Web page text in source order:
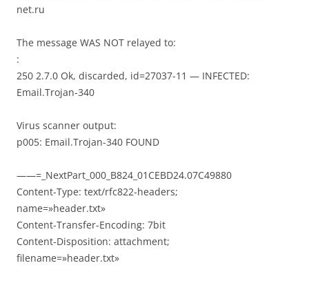
net.ru
The message WAS NOT relayed to:
:
250 2.7.0 Ok, discarded, id=27037-11 — INFECTED:
Email.Trojan-340
Virus scanner output:
p005: Email.Trojan-340 FOUND
——=_NextPart_000_B824_01CEBD24.07C49880
Content-Type: text/rfc822-headers;
name=»header.txt»
Content-Transfer-Encoding: 7bit
Content-Disposition: attachment;
filename=»header.txt»